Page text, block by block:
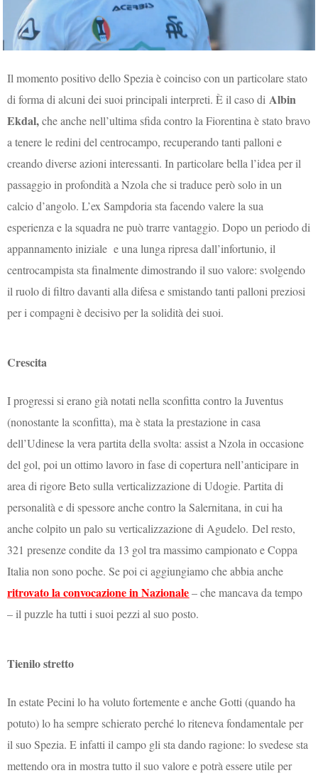
Il momento positivo dello Spezia è coinciso con un particolare stato
di forma di alcuni dei suoi principali interpreti. È il caso di Albin
Ekdal,che anche nell’ultima sfida contro la Fiorentina è stato bravo
a tenere le redini del centrocampo, recuperando tanti palloni e
creando diverse azioni interessanti. In particolare bella l’idea per il
passaggio in profondità a Nzola che si traduce però solo in un
calcio d’angolo. L’ex Sampdoria sta facendo valere la sua
esperienza e la squadra ne può trarre vantaggio. Dopo un periodo di
appannamento iniziale e una lunga ripresa dall’infortunio, il
centrocampista sta finalmente dimostrando il suo valore: svolgendo
il ruolo di filtro davanti alla difesa e smistando tanti palloni preziosi
per i compagni è decisivo per la solidità dei suoi.
Crescita
I progressi si erano già notati nella sconfitta contro la Juventus
(nonostante la sconfitta), ma è stata la prestazione in casa
dell’Udinese la vera partita della svolta: assist a Nzola in occasione
del gol, poi un ottimo lavoro in fase di copertura nell’anticipare in
area di rigore Beto sulla verticalizzazione di Udogie. Partita di
personalità e di spessore anche contro la Salernitana, in cui ha
anche colpito un palo su verticalizzazione di Agudelo. Del resto,
321 presenze condite da 13 gol tra massimo campionato e Coppa
Italia non sono poche. Se poi ci aggiungiamo che abbia anche
ritrovato la convocazione in Nazionale– che mancava da tempo
– il puzzle ha tutti i suoi pezzi al suo posto.
Tienilo stretto
In estate Pecini lo ha voluto fortemente e anche Gotti (quando ha
potuto) lo ha sempre schierato perché lo riteneva fondamentale per
il suo Spezia. E infatti il campo gli sta dando ragione: lo svedese sta
mettendo ora in mostra tutto il suo valore e potrà essere utile per